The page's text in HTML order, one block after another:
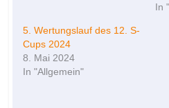
In
5. Wertungslauf des 12. S-
Cups 2024
8. Mai 2024
In "Allgemein"